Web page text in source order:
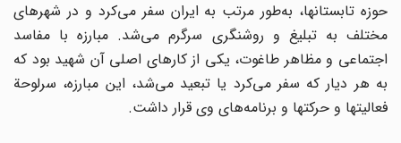
حوزه تابستانها، به‌طور مرتب به ایران سفر می‌کرد و در شهرهای
مختلف به تبلیغ و روشنگری سرگرم می‌شد. مبارزه با مفاسد
اجتماعی و مظاهر طاغوت، یکی از کارهای اصلی آن شهید بود که
به هر دیار که سفر می‌کرد یا تبعید می‌شد، این مبارزه، سرلوحة
فعالیتها و حرکتها و برنامه‌های وی قرار داشت.